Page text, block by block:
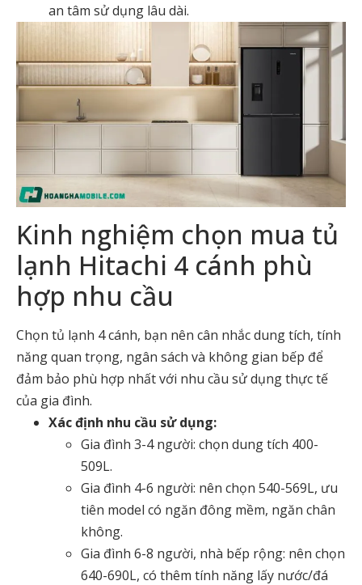
an tâm sử dụng lâu dài.
Kinh nghiệm chọn mua tủ
lạnh Hitachi 4 cánh phù
hợp nhu cầu
Chọn tủ lạnh 4 cánh, bạn nên cân nhắc dung tích, tính
năng quan trọng, ngân sách và không gian bếp để
đảm bảo phù hợp nhất với nhu cầu sử dụng thực tế
của gia đình.
Xác định nhu cầu sử dụng:
Gia đình 3-4 người: chọn dung tích 400-
509L.
Gia đình 4-6 người: nên chọn 540-569L, ưu
tiên model có ngăn đông mềm, ngăn chân
không.
Gia đình 6-8 người, nhà bếp rộng: nên chọn
640-690L, có thêm tính năng lấy nước/đá